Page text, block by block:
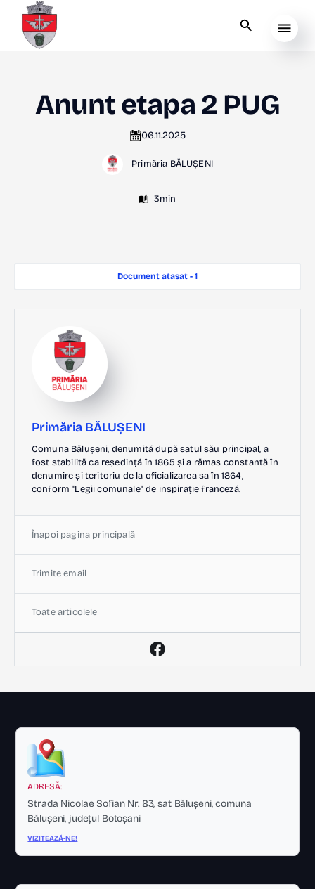
Anunt etapa 2 PUG
06.11.2025
Primăria BĂLUȘENI
3min
Document atasat - 1
Primăria BĂLUȘENI
Comuna Bălușeni, denumită după satul său principal, a
fost stabilită ca reședință în 1865 și a rămas constantă în
denumire și teritoriu de la oficializarea sa în 1864,
conform "Legii comunale" de inspirație franceză.
Înapoi pagina principală
Trimite email
Toate articolele
ADRESĂ:
Strada Nicolae Sofian Nr. 83, sat Bălușeni, comuna
Bălușeni, județul Botoșani
VIZITEAZĂ-NE!